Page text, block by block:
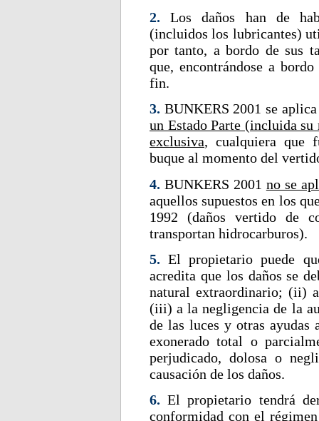
2. Los daños han de
(incluidos los lubricantes)
por tanto, a bordo de sus
que, encontrándose a
fin.
3. BUNKERS 2001 se
un Estado Parte (incluida
exclusiva, cualquiera que
buque al momento del
4. BUNKERS 2001 no se
aquellos supuestos en los
1992 (daños vertido de
transportan hidrocarburos).
5. El propietario puede
acredita que los daños se
natural extraordinario; (ii)
(iii) a la negligencia de la
de las luces y otras ayudas
exonerado total o
perjudicado, dolosa o
causación de los daños.
6. El propietario tendrá
conformidad con el